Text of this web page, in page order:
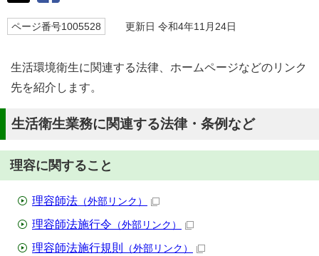
ページ番号1005528 更新日 令和4年11月24日
生活環境衛生に関連する法律、ホームページなどのリンク
先を紹介します。
生活衛生業務に関連する法律・条例など
理容に関すること
理容師法 （外部リンク）
理容師法施行令 （外部リンク）
理容師法施行規則 （外部リンク）